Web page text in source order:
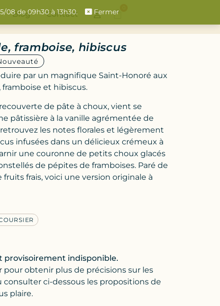
Blog Contact
framboise, hibiscus
par un magnifique Saint-Honoré aux
framboise et hibiscus.
de pâte à choux, vient se
pâtissière à la vanille agrémentée de
les notes florales et légèrement
infusées dans un délicieux crémeux à
une couronne de petits choux glacés
de pépites de framboises. Paré de
frais, voici une version originale à
provisoirement indisponible.
pour obtenir plus de précisions sur les
ci-dessous les propositions de
plaire.
08 de 09h30 à 13h30. Fermer